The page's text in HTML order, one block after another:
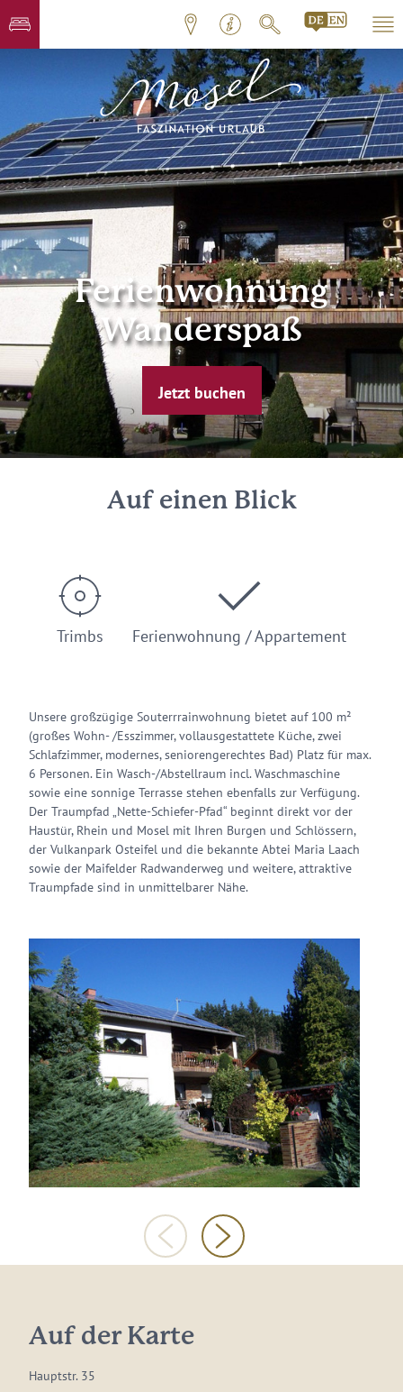
Ferienwohnung
Wanderspaß
Jetzt buchen
Auf einen Blick
Trimbs Ferienwohnung / Appartement
Unsere großzügige Souterrrainwohnung bietet auf 100 m²
(großes Wohn- /Esszimmer, vollausgestattete Küche, zwei
Schlafzimmer, modernes, seniorengerechtes Bad) Platz für max.
6 Personen. Ein Wasch-/Abstellraum incl. Waschmaschine
sowie eine sonnige Terrasse stehen ebenfalls zur Verfügung.
Der Traumpfad „Nette-Schiefer-Pfad“ beginnt direkt vor der
Haustür, Rhein und Mosel mit Ihren Burgen und Schlössern,
der Vulkanpark Osteifel und die bekannte Abtei Maria Laach
sowie der Maifelder Radwanderweg und weitere, attraktive
Traumpfade sind in unmittelbarer Nähe.
Auf der Karte
Hauptstr. 35